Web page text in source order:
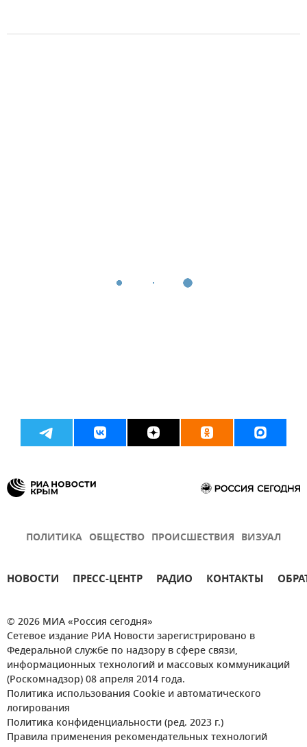
ПОЛИТИКА ОБЩЕСТВО ПРОИСШЕСТВИЯ ВИЗУАЛ
НОВОСТИ ПРЕСС-ЦЕНТР РАДИО КОНТАКТЫ
© 2026 МИА «Россия сегодня»
Сетевое издание РИА Новости зарегистрировано в
Федеральной службе по надзору в сфере связи,
информационных технологий и массовых коммуникаций
(Роскомнадзор) 08 апреля 2014 года.
Политика использования Cookie и автоматического
логирования
Политика конфиденциальности (ред. 2023 г.)
Правила применения рекомендательных технологий